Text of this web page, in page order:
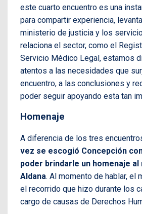
este cuarto encuentro es una
para compartir experiencia,
ministerio de justicia y los
relaciona el sector, como el
Servicio Médico Legal, estamos
atentos a las necesidades que
encuentro, a las conclusiones y
poder seguir apoyando esta tan
Homenaje
A diferencia de los tres
vez se escogió Concepción
poder brindarle un homenaje
Aldana. Al momento de hablar, el
el recorrido que hizo durante los
cargo de causas de Derechos